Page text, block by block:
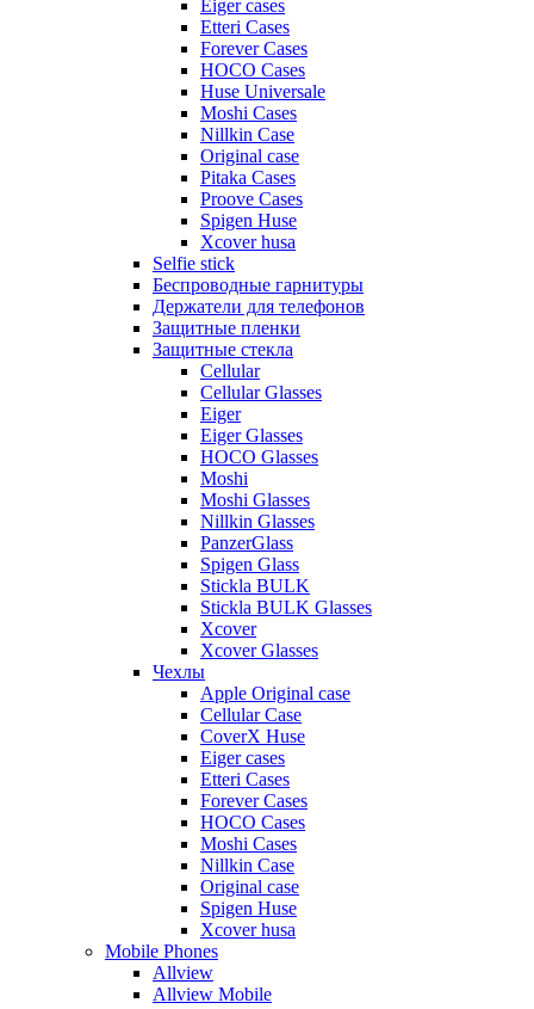
Eiger cases
Etteri Cases
Forever Cases
HOCO Cases
Huse Universale
Moshi Cases
Nillkin Case
Original case
Pitaka Cases
Proove Cases
Spigen Huse
Xcover husa
Selfie stick
Беспроводные гарнитуры
Держатели для телефонов
Защитные пленки
Защитные стекла
Cellular
Cellular Glasses
Eiger
Eiger Glasses
HOCO Glasses
Moshi
Moshi Glasses
Nillkin Glasses
PanzerGlass
Spigen Glass
Stickla BULK
Stickla BULK Glasses
Xcover
Xcover Glasses
Чехлы
Apple Original case
Cellular Case
CoverX Huse
Eiger cases
Etteri Cases
Forever Cases
HOCO Cases
Moshi Cases
Nillkin Case
Original case
Spigen Huse
Xcover husa
Mobile Phones
Allview
Allview Mobile